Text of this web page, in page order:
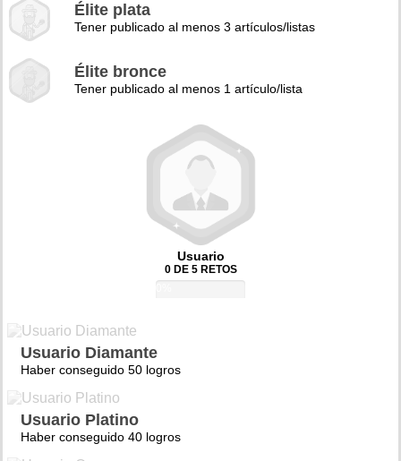
Élite plata
Tener publicado al menos 3 artículos/listas
Élite bronce
Tener publicado al menos 1 artículo/lista
Usuario
0 DE 5 RETOS
Usuario Diamante
Haber conseguido 50 logros
Usuario Platino
Haber conseguido 40 logros